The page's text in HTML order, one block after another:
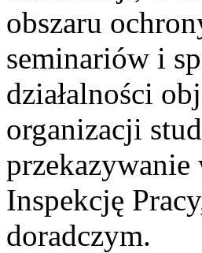
obszaru
seminariów i
działalności
organizacji
przekazywanie
Inspekcję
doradczym.